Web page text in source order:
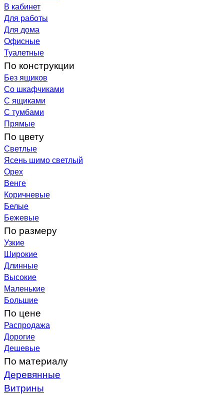
В кабинет
Для работы
Для дома
Офисные
Туалетные
По конструкции
Без ящиков
Со шкафчиками
С ящиками
С тумбами
Прямые
По цвету
Светлые
Ясень шимо светлый
Орех
Венге
Коричневые
Белые
Бежевые
По размеру
Узкие
Широкие
Длинные
Высокие
Маленькие
Большие
По цене
Распродажа
Дорогие
Дешевые
По материалу
Деревянные
Витрины